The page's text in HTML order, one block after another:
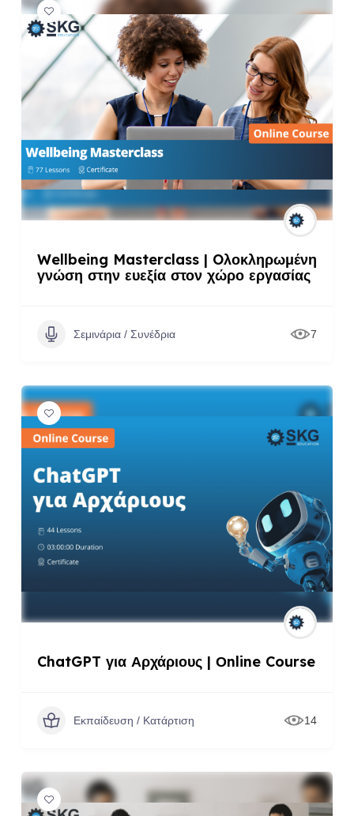
Wellbeing Masterclass | Oλοκληρωμένη
γνώση στην ευεξία στον χώρο εργασίας
Σεμινάρια / Συνέδρια 7
ChatGPT για Αρχάριους | Οnline Course
Εκπαίδευση / Κατάρτιση 14